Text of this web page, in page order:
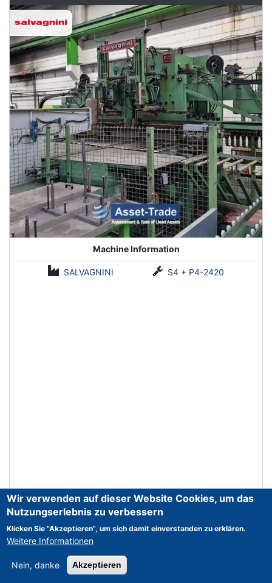
Machine Information
SALVAGNINI S4 + P4-2420
Wir verwenden auf dieser Website Cookies, um das
Nutzungserlebnis zu verbessern
Klicken Sie "Akzeptieren", um sich damit einverstanden zu erklären.
Weitere Informationen
Nein, danke Akzeptieren